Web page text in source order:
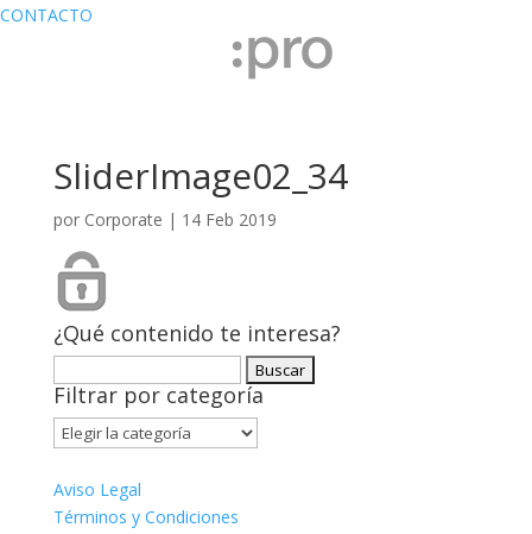
CONTACTO
SliderImage02_34
por Corporate | 14 Feb 2019
¿Qué contenido te interesa?
Filtrar por categoría
Filtrar
categoría
Aviso Legal
Términos y Condiciones